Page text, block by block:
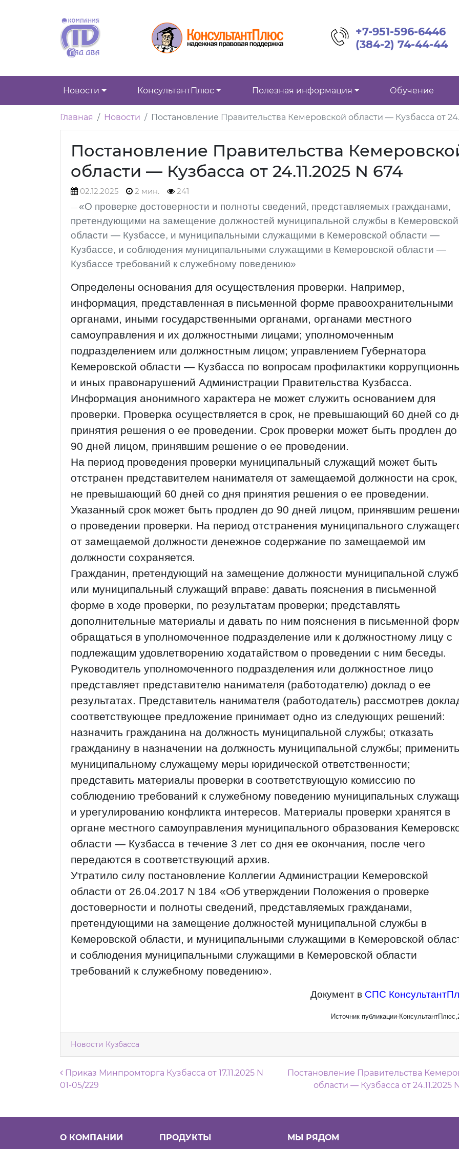
+7-951-596-6446
(384-2) 74-44-44
Новости КонсультантПлюс Полезная информация Обучение
Главная Новости Постановление Правительства Кемеровской области — Кузбасса от
Постановление Правительства
области — Кузбасса от 24.11.2025 N 674
02.12.2025 2 мин. 241
«О проверке достоверности и полноты сведений, представляемых гражданами,
претендующими на замещение должностей муниципальной службы в Кемеровской
области — Кузбассе, и муниципальными служащими в Кемеровской области —
Кузбассе, и соблюдения муниципальными служащими в Кемеровской области —
Кузбассе требований к служебному поведению»
Определены основания для осуществления проверки. Например,
информация, представленная в письменной форме правоохранительными
органами, иными государственными органами, органами местного
самоуправления и их должностными лицами; уполномоченным
подразделением или должностным лицом; управлением Губернатора
Кемеровской области — Кузбасса по вопросам профилактики
и иных правонарушений Администрации Правительства Кузбасса.
Информация анонимного характера не может служить основанием для
проверки. Проверка осуществляется в срок, не превышающий 60 дней со
принятия решения о ее проведении. Срок проверки может быть продлен до
90 дней лицом, принявшим решение о ее проведении.
На период проведения проверки муниципальный служащий может быть
отстранен представителем нанимателя от замещаемой должности на срок,
не превышающий 60 дней со дня принятия решения о ее проведении.
Указанный срок может быть продлен до 90 дней лицом, принявшим
о проведении проверки. На период отстранения муниципального
от замещаемой должности денежное содержание по замещаемой им
должности сохраняется.
Гражданин, претендующий на замещение должности муниципальной
или муниципальный служащий вправе: давать пояснения в письменной
форме в ходе проверки, по результатам проверки; представлять
дополнительные материалы и давать по ним пояснения в письменной
обращаться в уполномоченное подразделение или к должностному лицу с
подлежащим удовлетворению ходатайством о проведении с ним беседы.
Руководитель уполномоченного подразделения или должностное лицо
представляет представителю нанимателя (работодателю) доклад о ее
результатах. Представитель нанимателя (работодатель) рассмотрев
соответствующее предложение принимает одно из следующих решений:
назначить гражданина на должность муниципальной службы; отказать
гражданину в назначении на должность муниципальной службы;
муниципальному служащему меры юридической ответственности;
представить материалы проверки в соответствующую комиссию по
соблюдению требований к служебному поведению муниципальных
и урегулированию конфликта интересов. Материалы проверки хранятся в
органе местного самоуправления муниципального образования
области — Кузбасса в течение 3 лет со дня ее окончания, после чего
передаются в соответствующий архив.
Утратило силу постановление Коллегии Администрации Кемеровской
области от 26.04.2017 N 184 «Об утверждении Положения о проверке
достоверности и полноты сведений, представляемых гражданами,
претендующими на замещение должностей муниципальной службы в
Кемеровской области, и муниципальными служащими в Кемеровской
и соблюдения муниципальными служащими в Кемеровской области
требований к служебному поведению».
Документ в СПС
Источник публикации-
Новости Кузбасса
Навигация по записям
Приказ Минпромторга Кузбасса от 17.11.2025 N
01-05/229
Постановление Правительства
области — Кузбасса от 24.11.2025
О КОМПАНИИ ПРОДУКТЫ МЫ РЯДОМ